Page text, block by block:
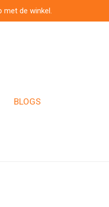
de winkel.
BLOGS